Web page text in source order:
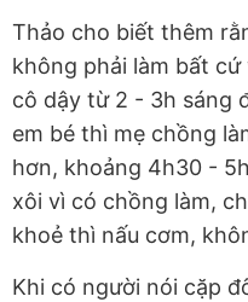
Thảo cho biết thêm
không phải làm bất
cô dậy từ 2 - 3h sáng
em bé thì mẹ chồng
hơn, khoảng 4h30 -
xôi vì có chồng làm,
khoẻ thì nấu cơm,
Khi có người nói cặp